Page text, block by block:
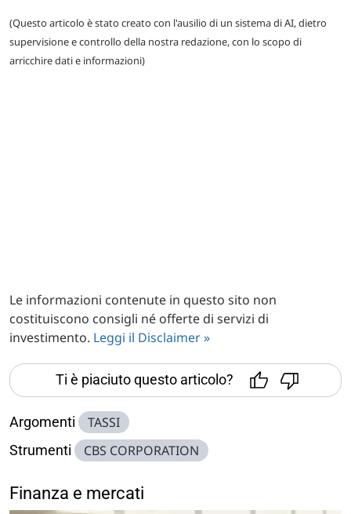
(Questo articolo è stato creato con l'ausilio di un sistema di AI, dietro
supervisione e controllo della nostra redazione, con lo scopo di
arricchire dati e informazioni)
Le informazioni contenute in questo sito non
costituiscono consigli né offerte di servizi di
investimento. Leggi il Disclaimer »
Ti è piaciuto questo articolo?
Argomenti TASSI
Strumenti CBS CORPORATION
Finanza e mercati